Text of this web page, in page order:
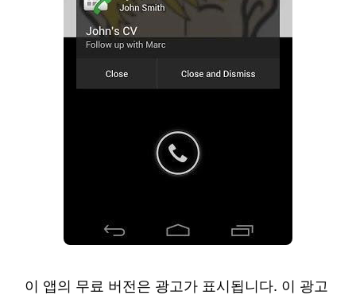
이 앱의 무료 버전은 광고가 표시됩니다. 이 광고